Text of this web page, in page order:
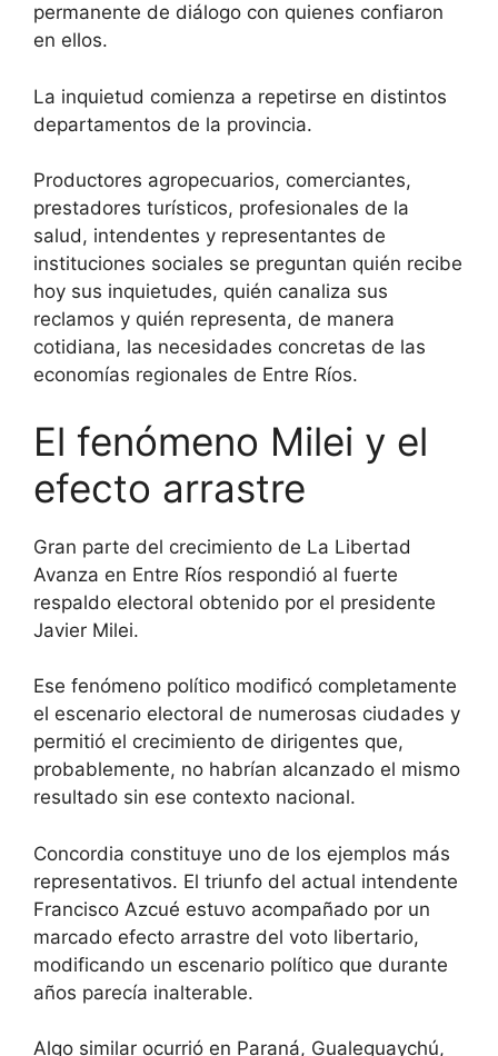
permanente de diálogo con quienes confiaron
en ellos.
La inquietud comienza a repetirse en distintos
departamentos de la provincia.
Productores agropecuarios, comerciantes,
prestadores turísticos, profesionales de la
salud, intendentes y representantes de
instituciones sociales se preguntan quién recibe
hoy sus inquietudes, quién canaliza sus
reclamos y quién representa, de manera
cotidiana, las necesidades concretas de las
economías regionales de Entre Ríos.
El fenómeno Milei y el
efecto arrastre
Gran parte del crecimiento de La Libertad
Avanza en Entre Ríos respondió al fuerte
respaldo electoral obtenido por el presidente
Javier Milei.
Ese fenómeno político modificó completamente
el escenario electoral de numerosas ciudades y
permitió el crecimiento de dirigentes que,
probablemente, no habrían alcanzado el mismo
resultado sin ese contexto nacional.
Concordia constituye uno de los ejemplos más
representativos. El triunfo del actual intendente
Francisco Azcué estuvo acompañado por un
marcado efecto arrastre del voto libertario,
modificando un escenario político que durante
años parecía inalterable.
Algo similar ocurrió en Paraná, Gualeguaychú,